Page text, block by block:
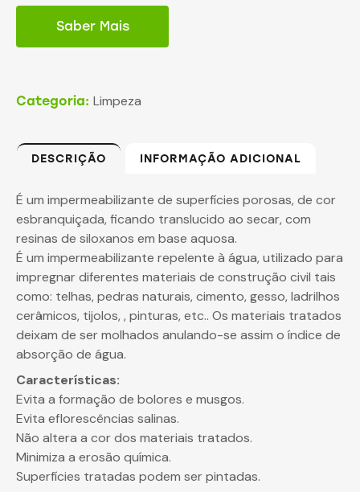
Saber Mais
Categoria: Limpeza
DESCRIÇÃO INFORMAÇÃO ADICIONAL
É um impermeabilizante de superfícies porosas, de cor
esbranquiçada, ficando translucido ao secar, com
resinas de siloxanos em base aquosa.
É um impermeabilizante repelente à água, utilizado para
impregnar diferentes materiais de construção civil tais
como: telhas, pedras naturais, cimento, gesso, ladrilhos
cerâmicos, tijolos, , pinturas, etc.. Os materiais tratados
deixam de ser molhados anulando-se assim o índice de
absorção de água.
Características:
Evita a formação de bolores e musgos.
Evita eflorescências salinas.
Não altera a cor dos materiais tratados.
Minimiza a erosão química.
Superfícies tratadas podem ser pintadas.